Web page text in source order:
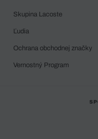
Skupina Lacoste
Ľudia
Ochrana obchodnej značky
Vernostný Program